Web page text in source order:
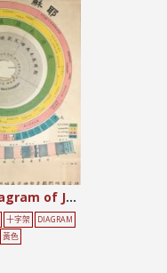
(English) Diagram of Jesus’ Life
十字架
DIAGRAM
黃色